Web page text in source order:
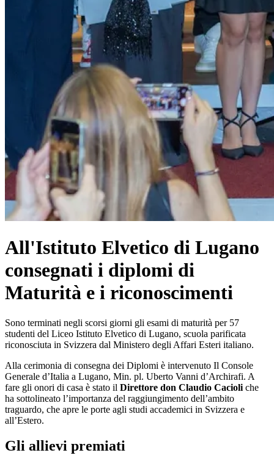
All'Istituto Elvetico di Lugano
consegnati i diplomi di
Maturità e i riconoscimenti
Sono terminati negli scorsi giorni gli esami di maturità per 57
studenti del Liceo Istituto Elvetico di Lugano, scuola parificata
riconosciuta in Svizzera dal Ministero degli Affari Esteri italiano.
Alla cerimonia di consegna dei Diplomi è intervenuto Il Console
Generale d’Italia a Lugano, Min. pl. Uberto Vanni d’Archirafi. A
fare gli onori di casa è stato il Direttore don Claudio Cacioli che
ha sottolineato l’importanza del raggiungimento dell’ambito
traguardo, che apre le porte agli studi accademici in Svizzera e
all’Estero.
Gli allievi premiati